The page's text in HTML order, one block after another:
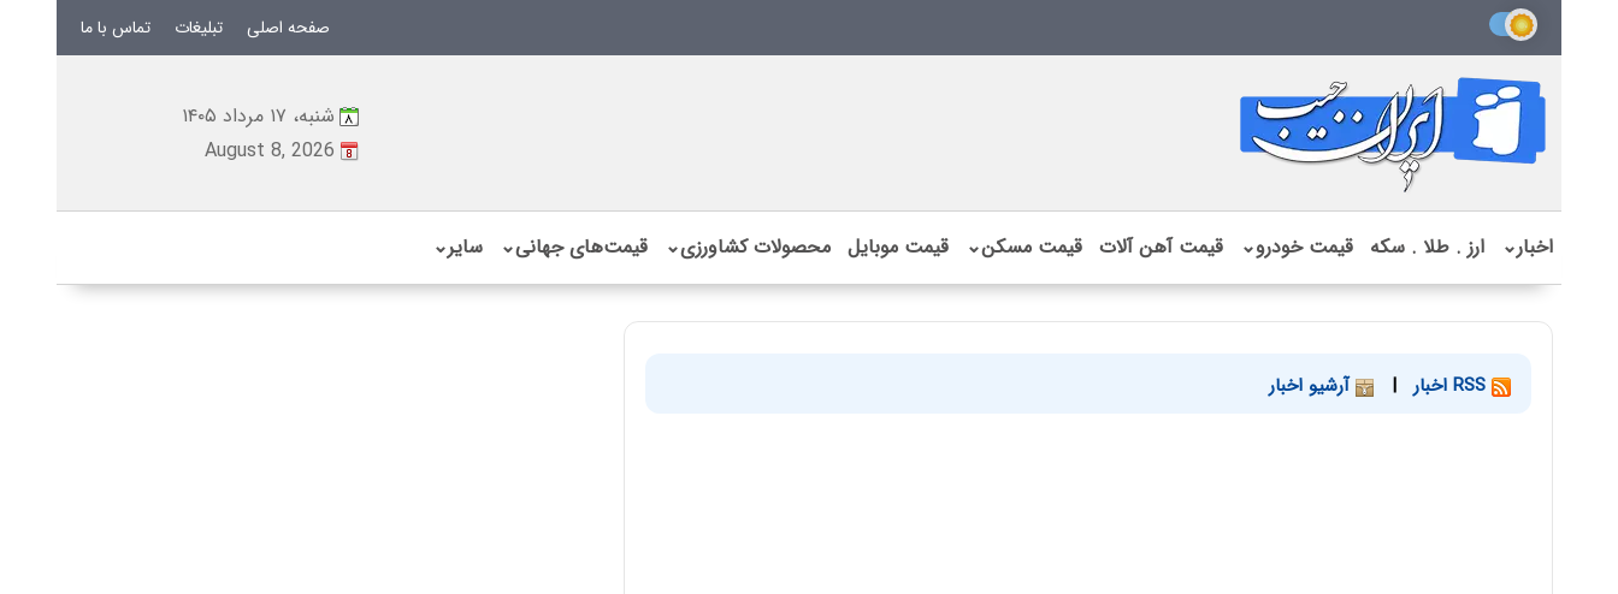
صفحه اصلی تبلیغات تماس با ما
شنبه، ۱۷ مرداد ۱۴۰۵
August 8, 2026
اخبار⌄ ارز . طلا . سکه قیمت خودرو⌄ قیمت آهن آلات قیمت مسکن⌄ قیمت موبایل محصولات کشاورزی⌄ قیمت‌های جهانی⌄ سایر⌄
| آرشیو اخبار